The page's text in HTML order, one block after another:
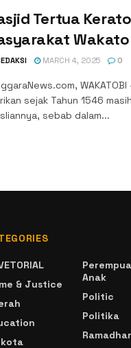
Tertua
MARCH 4, 2025 0
sejak Tahun 1546
sebab dalam...
& Justice
Anak
Politic
Politika